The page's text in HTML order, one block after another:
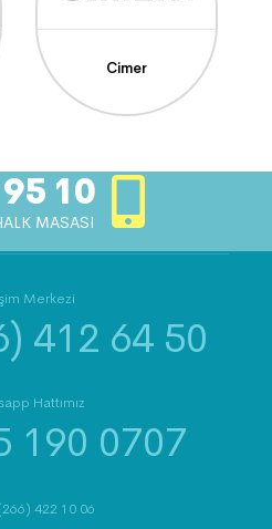
Cimer
10
MASASI
Merkezi
412 64 50
Hattımız
190 0707
422 10 06